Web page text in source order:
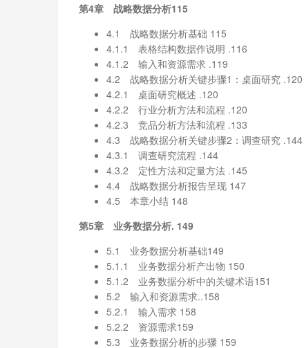
第4章 战略数据分析115
4.1 战略数据分析基础 115
4.1.1 表格结构数据作说明 .116
4.1.2 输入和资源需求 .119
4.2 战略数据分析关键步骤1：桌面研究 .120
4.2.1 桌面研究概述 .120
4.2.2 行业分析方法和流程 .120
4.2.3 竞品分析方法和流程 .133
4.3 战略数据分析关键步骤2：调查研究 .144
4.3.1 调查研究流程 .144
4.3.2 定性方法和定量方法 .145
4.4 战略数据分析报告呈现 147
4.5 本章小结 148
第5章 业务数据分析. 149
5.1 业务数据分析基础149
5.1.1 业务数据分析产出物 150
5.1.2 业务数据分析中的关键术语151
5.2 输入和资源需求..158
5.2.1 输入需求 158
5.2.2 资源需求159
5.3 业务数据分析的步骤 159